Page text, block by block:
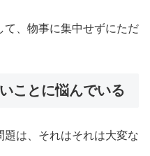
て、物事に集中せずにただ
ことに悩んでいる
題は、それはそれは大変な